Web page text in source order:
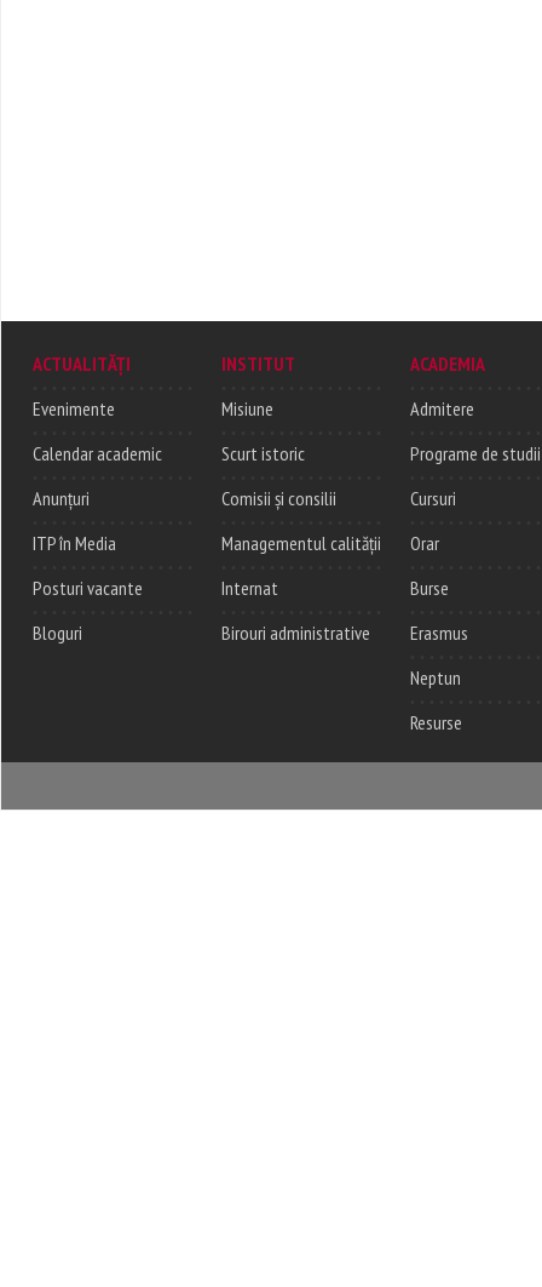
ACTUALITĂȚI
Evenimente
Calendar academic
Anunțuri
ITP în Media
Posturi vacante
Bloguri
INSTITUT
Misiune
Scurt istoric
Comisii și consilii
Managementul calității
Internat
Birouri administrative
ACADEMIA
Admitere
Programe de studii
Cursuri
Orar
Burse
Erasmus
Neptun
Resurse